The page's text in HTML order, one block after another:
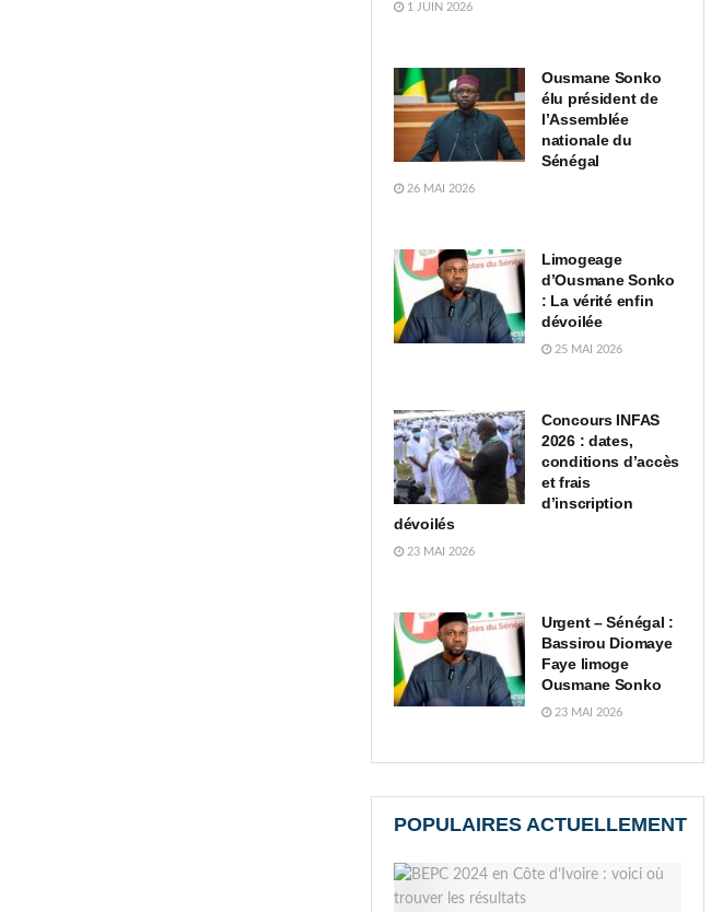
1 JUIN 2026
Ousmane Sonko
élu président de
l’Assemblée
nationale du
Sénégal
26 MAI 2026
Limogeage
d’Ousmane Sonko
: La vérité enfin
dévoilée
25 MAI 2026
Concours INFAS
2026 : dates,
conditions d’accès
et frais
d’inscription
dévoilés
23 MAI 2026
Urgent – Sénégal :
Bassirou Diomaye
Faye limoge
Ousmane Sonko
23 MAI 2026
POPULAIRES ACTUELLEMENT